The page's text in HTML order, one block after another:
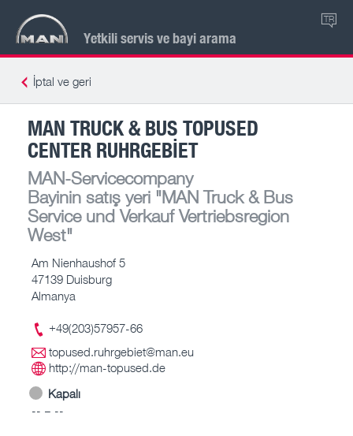
Yetkili servis ve bayi arama
TR
İptal ve geri
MAN TRUCK & BUS TOPUSED
CENTER RUHRGEBIET
MAN-Servicecompany
Bayinin satış yeri "MAN Truck & Bus
Service und Verkauf Vertriebsregion
West"
Am Nienhaushof 5
47139 Duisburg
Almanya
+49(203)57957-66
topused.ruhrgebiet@man.eu
http://man-topused.de
Kapalı
-- – --